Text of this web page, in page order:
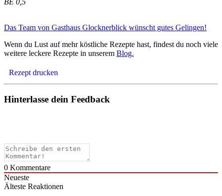
BE 0,5
Das Team von Gasthaus Glocknerblick wünscht gutes Gelingen!
Wenn du Lust auf mehr köstliche Rezepte hast, findest du noch viele
weitere leckere Rezepte in unserem Blog.
Rezept drucken
Hinterlasse dein Feedback
0 Kommentare
Neueste
Älteste Reaktionen